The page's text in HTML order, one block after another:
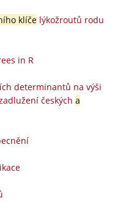
klíčelýkožroutů rodu
in R
determinantů na výši
českých a